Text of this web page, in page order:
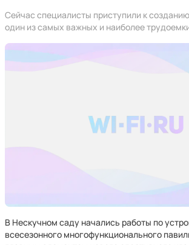
Сейчас специалисты приступили к
один из самых важных и наиболее
В Нескучном саду начались работы по
всесезонного многофункционального